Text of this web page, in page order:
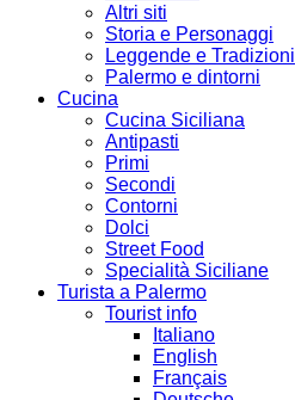
Altri siti
Storia e Personaggi
Leggende e Tradizioni
Palermo e dintorni
Cucina
Cucina Siciliana
Antipasti
Primi
Secondi
Contorni
Dolci
Street Food
Specialità Siciliane
Turista a Palermo
Tourist info
Italiano
English
Français